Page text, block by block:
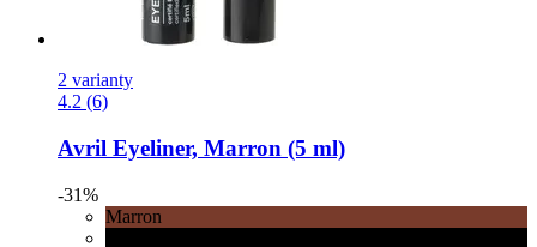
2 varianty
4.2 (6)
Avril Eyeliner, Marron (5 ml)
-31%
Marron